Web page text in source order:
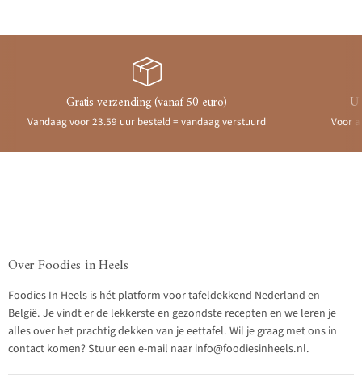
Gratis verzending (vanaf 50 euro)
Vandaag voor 23.59 uur besteld = vandaag verstuurd Voor
Over Foodies in Heels
Foodies In Heels is hét platform voor tafeldekkend Nederland en
België. Je vindt er de lekkerste en gezondste recepten en we leren je
alles over het prachtig dekken van je eettafel. Wil je graag met ons in
contact komen? Stuur een e-mail naar info@foodiesinheels.nl.